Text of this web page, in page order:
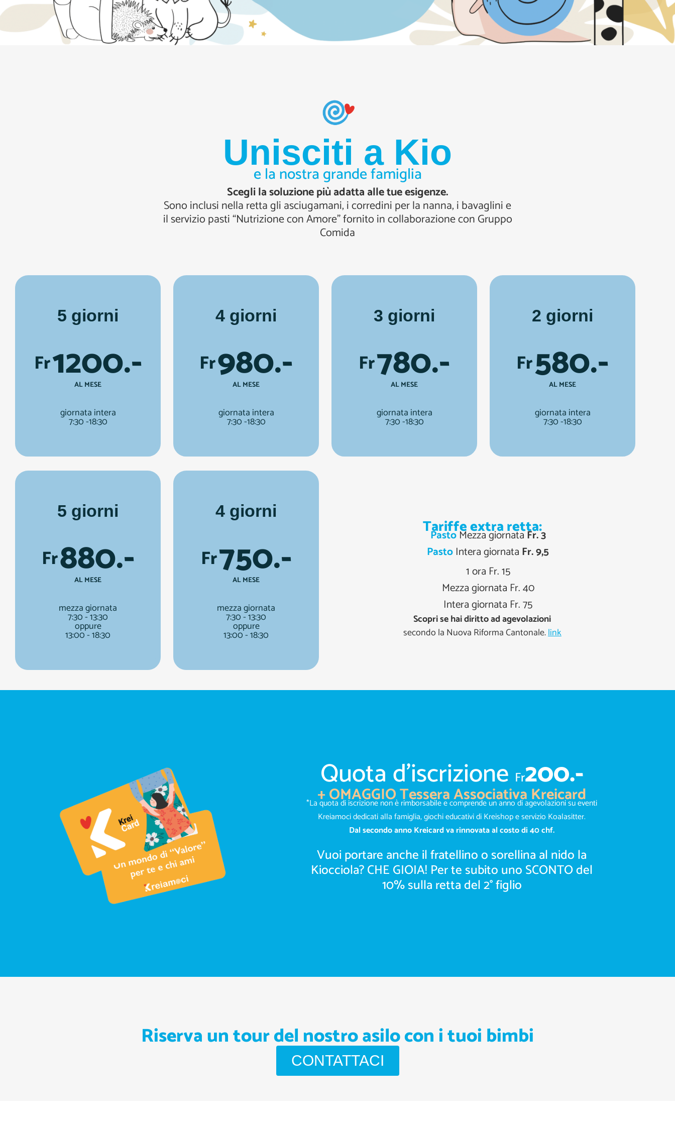
Unisciti a Kio
e la nostra grande famiglia
Scegli la soluzione più adatta alle tue esigenze.
Sono inclusi nella retta gli asciugamani, i corredini per la nanna, i bavaglini e
il servizio pasti “Nutrizione con Amore” fornito in collaborazione con Gruppo
Comida
5 giorni
Fr1200.-
AL MESE
giornata intera
7:30 -18:30
4 giorni
Fr980.-
AL MESE
giornata intera
7:30 -18:30
3 giorni
Fr780.-
AL MESE
giornata intera
7:30 -18:30
2 giorni
Fr580.-
AL MESE
giornata intera
7:30 -18:30
5 giorni
Fr880.-
AL MESE
mezza giornata
7:30 - 13:30
oppure
13:00 - 18:30
4 giorni
Fr750.-
AL MESE
mezza giornata
7:30 - 13:30
oppure
13:00 - 18:30
Tariffe extra retta:
PastoMezza giornataFr. 3
Pasto Intera giornata Fr. 9,5
1 ora Fr. 15
Mezza giornata Fr. 40
Intera giornata Fr. 75
Scopri se hai diritto ad agevolazioni
secondo la Nuova Riforma Cantonale.link
Quota d'iscrizione Fr200.-
+ OMAGGIO Tessera Associativa Kreicard
*La quota di iscrizione non è rimborsabile e comprende un anno di agevolazioni su eventi
Kreiamoci dedicati alla famiglia, giochi educativi di Kreishop e servizio Koalasitter.
Dal secondo anno Kreicard varinnovata al costo di 40 chf.
Vuoi portare anche il fratellino o sorellina al nido la
Kiocciola?​ CHE GIOIA! Per te subito uno SCONTO del
10% sulla retta del 2° figlio
Riserva un tour del nostro asilo con i tuoi bimbi
CONTATTACI